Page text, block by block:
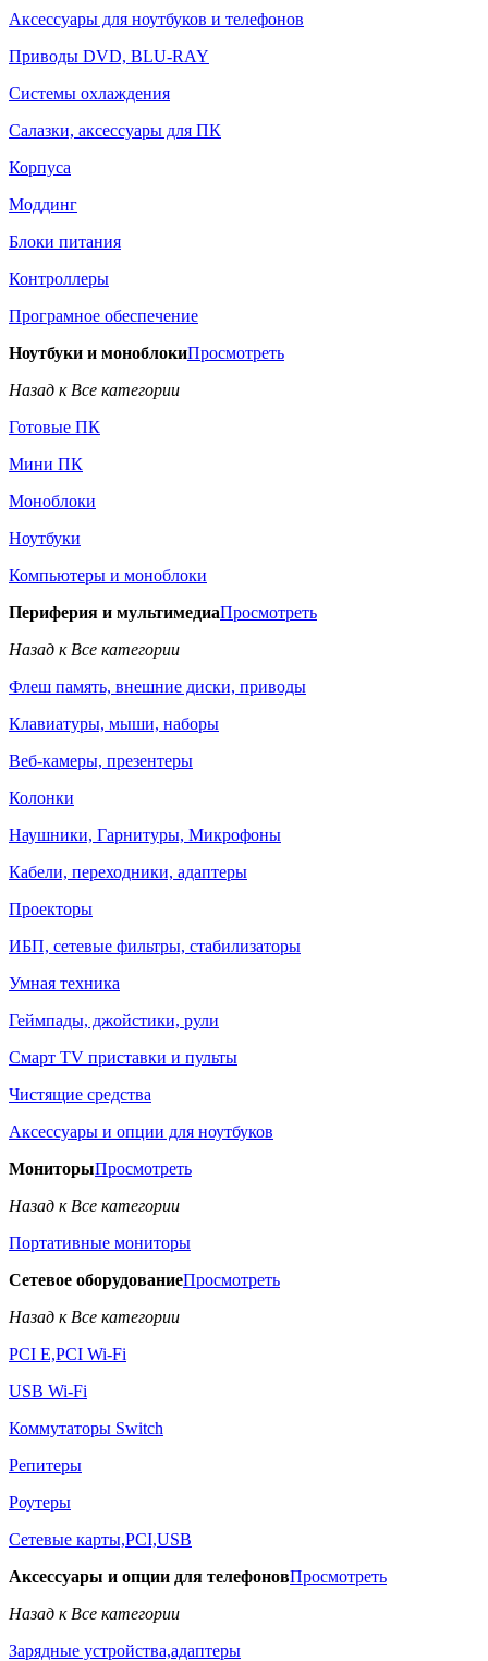
Аксессуары для ноутбуков и телефонов
Приводы DVD, BLU-RAY
Системы охлаждения
Салазки, аксессуары для ПК
Корпуса
Моддинг
Блоки питания
Контроллеры
Програмное обеспечение
Ноутбуки и моноблокиПросмотреть
Назад к Все категории
Готовые ПК
Мини ПК
Моноблоки
Ноутбуки
Компьютеры и моноблоки
Периферия и мультимедиаПросмотреть
Назад к Все категории
Флеш память, внешние диски, приводы
Клавиатуры, мыши, наборы
Веб-камеры, презентеры
Колонки
Наушники, Гарнитуры, Микрофоны
Кабели, переходники, адаптеры
Проекторы
ИБП, сетевые фильтры, стабилизаторы
Умная техника
Геймпады, джойстики, рули
Смарт TV приставки и пульты
Чистящие средства
Аксессуары и опции для ноутбуков
МониторыПросмотреть
Назад к Все категории
Портативные мониторы
Сетевое оборудованиеПросмотреть
Назад к Все категории
PCI E,PCI Wi-Fi
USB Wi-Fi
Коммутаторы Switch
Репитеры
Роутеры
Сетевые карты,PCI,USB
Аксессуары и опции для телефоновПросмотреть
Назад к Все категории
Зарядные устройства,адаптеры